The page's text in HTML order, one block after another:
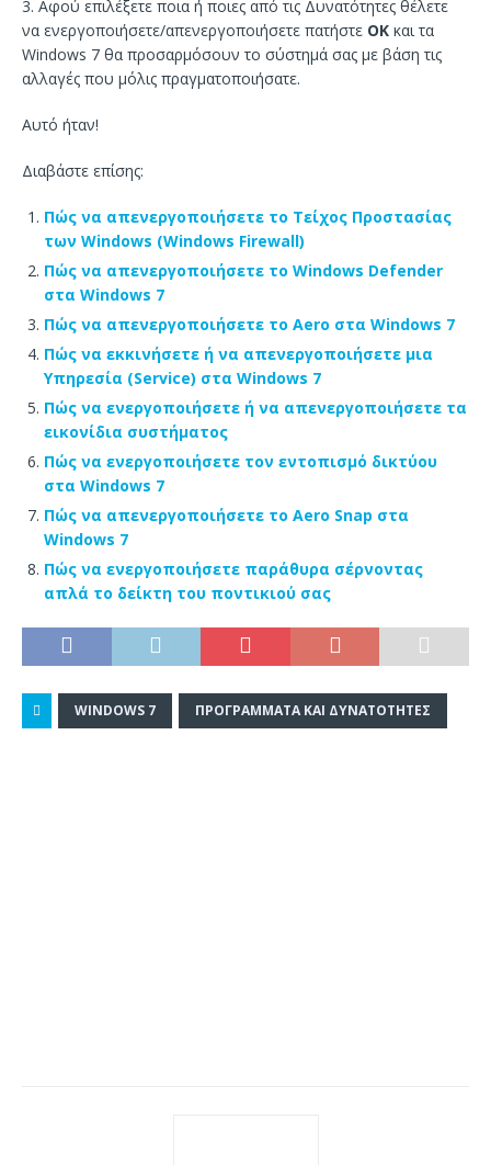
3. Αφού επιλέξετε ποια ή ποιες από τις Δυνατότητες θέλετε
να ενεργοποιήσετε/απενεργοποιήσετε πατήστε ΟΚ και τα
Windows 7 θα προσαρμόσουν το σύστημά σας με βάση τις
αλλαγές που μόλις πραγματοποιήσατε.
Αυτό ήταν!
Διαβάστε επίσης:
Πώς να απενεργοποιήσετε το Τείχος Προστασίας
των Windows (Windows Firewall)
Πώς να απενεργοποιήσετε το Windows Defender
στα Windows 7
Πώς να απενεργοποιήσετε το Aero στα Windows 7
Πώς να εκκινήσετε ή να απενεργοποιήσετε μια
Υπηρεσία (Service) στα Windows 7
Πώς να ενεργοποιήσετε ή να απενεργοποιήσετε τα
εικονίδια συστήματος
Πώς να ενεργοποιήσετε τον εντοπισμό δικτύου
στα Windows 7
Πώς να απενεργοποιήσετε το Aero Snap στα
Windows 7
Πώς να ενεργοποιήσετε παράθυρα σέρνοντας
απλά το δείκτη του ποντικιού σας
WINDOWS 7 ΠΡΟΓΡΆΜΜΑΤΑ ΚΑΙ ΔΥΝΑΤΌΤΗΤΕΣ